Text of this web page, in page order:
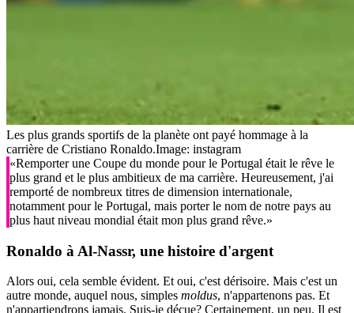
Les plus grands sportifs de la planète ont payé hommage à la
carrière de Cristiano Ronaldo.Image: instagram
«Remporter une Coupe du monde pour le Portugal était le rêve le
plus grand et le plus ambitieux de ma carrière. Heureusement, j'ai
remporté de nombreux titres de dimension internationale,
notamment pour le Portugal, mais porter le nom de notre pays au
plus haut niveau mondial était mon plus grand rêve.»
Ronaldo à Al-Nassr, une histoire d'argent
Alors oui, cela semble évident. Et oui, c'est dérisoire. Mais c'est un
autre monde, auquel nous, simples moldus, n'appartenons pas. Et
n'appartiendrons jamais. Suis-je déçue? Certainement, un peu. Il est